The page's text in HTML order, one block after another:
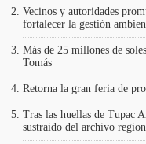
Vecinos y autoridades
fortalecer la gestión
Más de 25 millones de
Tomás
Retorna la gran feria de
Tras las huellas de Tupac
sustraido del archivo